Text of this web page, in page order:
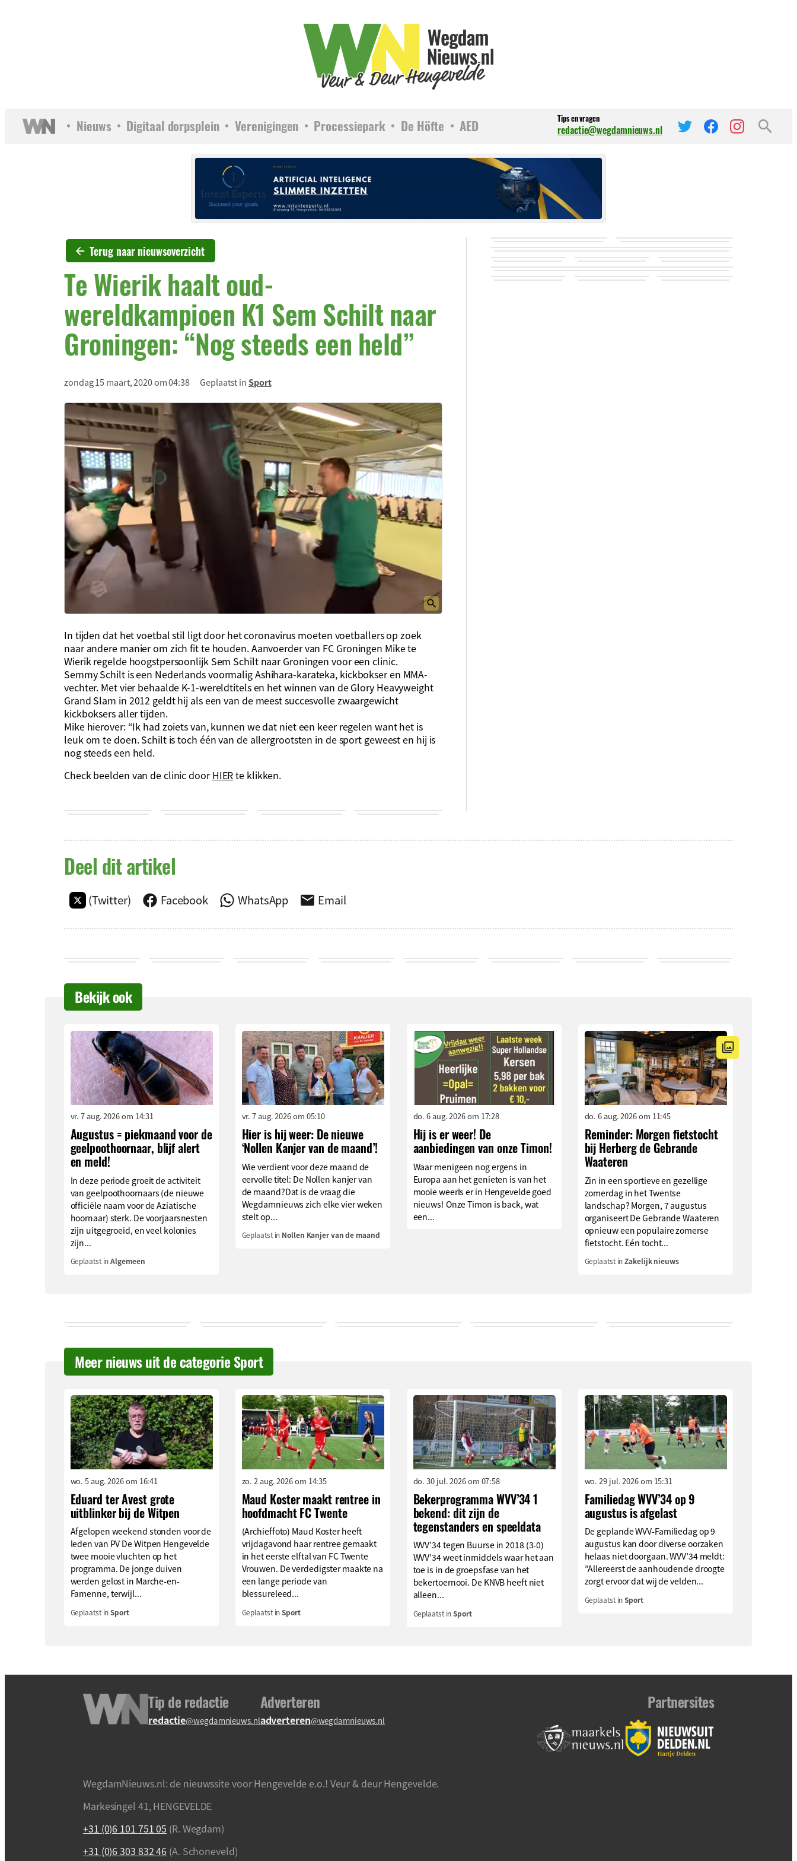
Nieuws Digitaal dorpsplein Verenigingen Processiepark De Höfte AED Tips en vragen
redactie@wegdamnieuws.nl
Terug naar nieuwsoverzicht
Te Wierik haalt oud-
wereldkampioen K1 Sem Schilt naar
Groningen: “Nog steeds een held”
zondag 15 maart, 2020 om 04:38 Geplaatst inSport
In tijden dat het voetbal stil ligt door het coronavirus moeten voetballers op zoek
naar andere manier om zich fit te houden. Aanvoerder van FC Groningen Mike te
Wierik regelde hoogstpersoonlijk Sem Schilt naar Groningen voor een clinic.
Semmy Schilt is een Nederlands voormalig Ashihara-karateka, kickbokser en MMA-
vechter. Met vier behaalde K-1-wereldtitels en het winnen van de Glory Heavyweight
Grand Slam in 2012 geldt hij als een van de meest succesvolle zwaargewicht
kickboksers aller tijden.
Mike hierover: “Ik had zoiets van, kunnen we dat niet een keer regelen want het is
leuk om te doen. Schilt is toch één van de allergrootsten in de sport geweest en hij is
nog steeds een held.
Check beelden van de clinic doorHIERte klikken.
Deel dit artikel
(Twitter) Facebook WhatsApp Email
Bekijk ook
vr. 7 aug. 2026 om 14:31
Augustus = piekmaand voor de
geelpoothoornaar, blijf alert
en meld!
In deze periode groeit de activiteit
van geelpoothoornaars (de nieuwe
officiële naam voor de Aziatische
hoornaar) sterk. De voorjaarsnesten
zijn uitgegroeid, en veel kolonies
zijn...
Geplaatst inAlgemeen
vr. 7 aug. 2026 om 05:10
Hier is hij weer: De nieuwe
‘Nollen Kanjer van de maand’!
Wie verdient voor deze maand de
eervolle titel: De Nollen kanjer van
de maand?Dat is de vraag die
Wegdamnieuws zich elke vier weken
stelt op...
Geplaatst in Nollen Kanjer van de maand
do. 6 aug. 2026 om 17:28
Hij is er weer! De
aanbiedingen van onze Timon!
Waar menigeen nog ergens in
Europa aan het genieten is van het
mooie weerIs er in Hengevelde goed
nieuws! Onze Timon is back, wat
een...
do. 6 aug. 2026 om 11:45
Reminder: Morgen fietstocht
bij Herberg de Gebrande
Waateren
Zin in een sportieve en gezellige
zomerdag in het Twentse
landschap? Morgen, 7 augustus
organiseert De Gebrande Waateren
opnieuw een populaire zomerse
fietstocht. Eén tocht...
Geplaatst inZakelijk nieuws
Meer nieuws uit de categorie Sport
wo. 5 aug. 2026 om 16:41
Eduard ter Avest grote
uitblinker bij de Witpen
Afgelopen weekend stonden voor de
leden van PV De Witpen Hengevelde
twee mooie vluchten op het
programma. De jonge duiven
werden gelost in Marche-en-
Famenne, terwijl...
Geplaatst inSport
zo. 2 aug. 2026 om 14:35
Maud Koster maakt rentree in
hoofdmacht FC Twente
(Archieffoto) Maud Koster heeft
vrijdagavond haar rentree gemaakt
in het eerste elftal van FC Twente
Vrouwen. De verdedigster maakte na
een lange periode van
blessureleed...
Geplaatst inSport
do. 30 jul. 2026 om 07:58
Bekerprogramma WVV’34 1
bekend: dit zijn de
tegenstanders en speeldata
WVV’34 tegen Buurse in 2018 (3-0)
WVV’34 weet inmiddels waar het aan
toe is in de groepsfase van het
bekertoernooi. De KNVB heeft niet
alleen...
Geplaatst inSport
wo. 29 jul. 2026 om 15:31
Familiedag WVV’34 op 9
augustus is afgelast
De geplande WVV-Familiedag op 9
augustus kan door diverse oorzaken
helaas niet doorgaan. WVV’34 meldt:
”Allereerst de aanhoudende droogte
zorgt ervoor dat wij de velden...
Geplaatst inSport
Tip de redactie
redactie@wegdamnieuws.nl
Adverteren
adverteren@wegdamnieuws.nl
Partnersites
WegdamNieuws.nl: de nieuwssite voor Hengevelde e.o.! Veur & deur Hengevelde.
Markesingel 41, HENGEVELDE
+31 (0)6 101 751 05 (R. Wegdam)
+31 (0)6 303 832 46 (A. Schoneveld)